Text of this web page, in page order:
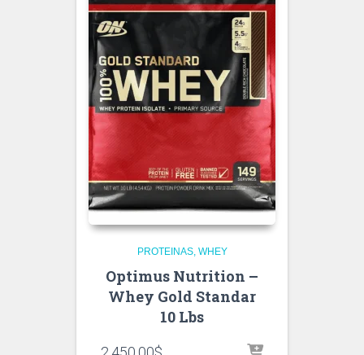
PROTEINAS WHEY
Optimus Nutrition –
Whey Gold Standar
10 Lbs